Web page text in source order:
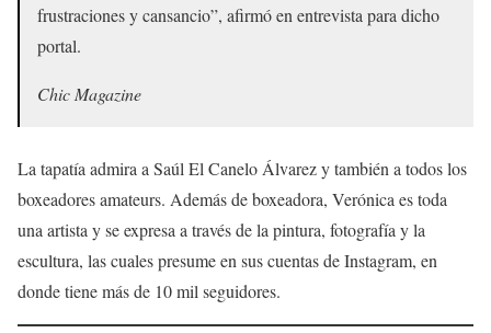
frustraciones y cansancio”, afirmó en entrevista para dicho
portal.
Chic Magazine
La tapatía admira a Saúl El Canelo Álvarez y también a todos los
boxeadores amateurs. Además de boxeadora, Verónica es toda
una artista y se expresa a través de la pintura, fotografía y la
escultura, las cuales presume en sus cuentas de Instagram, en
donde tiene más de 10 mil seguidores.